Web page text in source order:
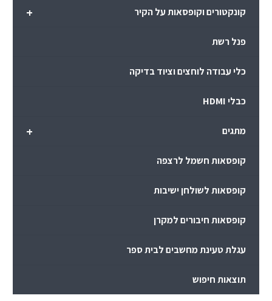
+ קונקטורים וקופסאות על הקיר
פנל רשת
כלי עבודה לוחצים וציוד בדיקה
כבלי HDMI
+ מתגים
קופסאות חשמל לרצפה
קופסאות לשולחן ישיבות
קופסאות חיבורים למקרן
עגלת טעינת מחשבים לבית ספר
תוצאות חיפוש